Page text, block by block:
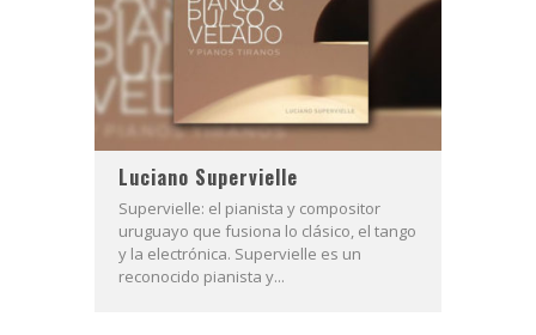
Luciano Supervielle
Supervielle: el pianista y compositor
uruguayo que fusiona lo clásico, el tango
y la electrónica. Supervielle es un
reconocido pianista y...